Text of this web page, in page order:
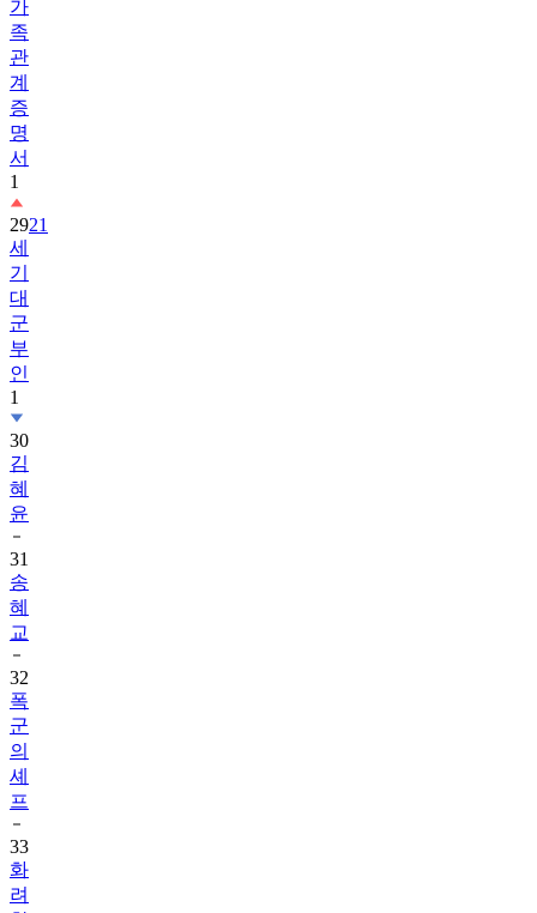
관
계
증
명
서
1
29
세
기
대
군
부
인
1
30
김
혜
윤
31
송
혜
교
32
폭
군
의
셰
프
33
화
려
한
날